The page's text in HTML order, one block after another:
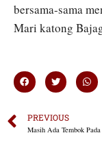
bersama-sama
Mari katong
PREVIOUS